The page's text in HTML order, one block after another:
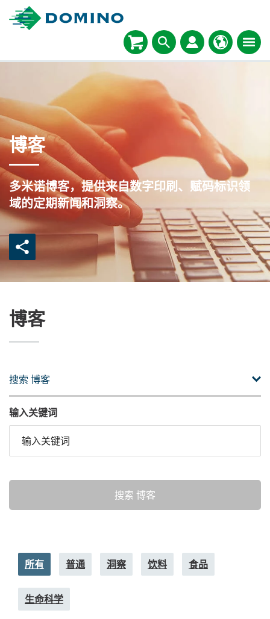
博客
多米诺博客，提供来自数字印刷、赋码标识领
域的定期新闻和洞察。
博客
所有 普通 洞察 饮料 食品
生命科学
搜索 博客
输入关键词
搜索 博客